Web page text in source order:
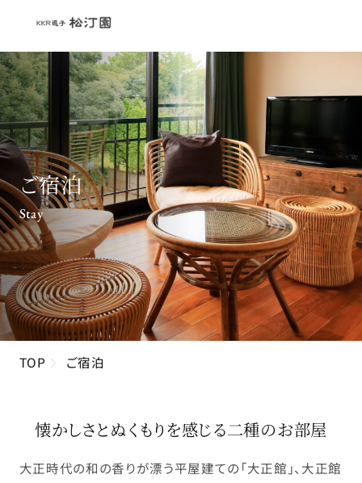
ご宿泊
Stay
TOP ご宿泊
懐かしさとぬくもりを感じる二種のお部屋
大正時代の和の香りが漂う平屋建ての「大正館」、大正館